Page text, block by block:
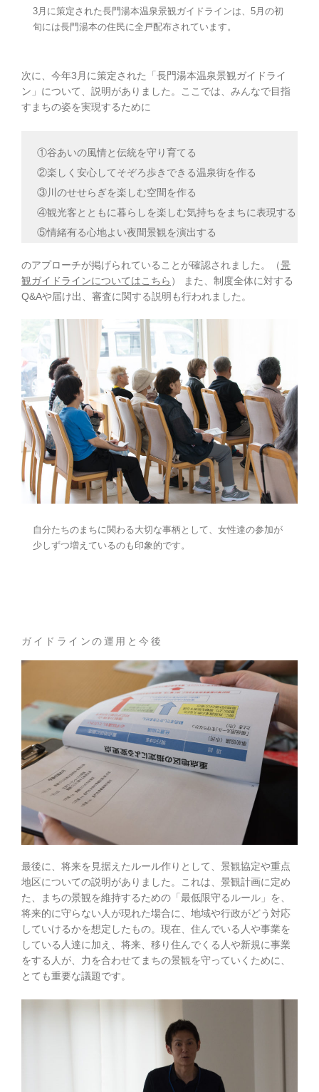
3月に策定された長門湯本温泉景観ガイドラインは、5月の初
旬には長門湯本の住民に全戸配布されています。
次に、今年3月に策定された「長門湯本温泉景観ガイドライ
ン」について、説明がありました。ここでは、みんなで目指
すまちの姿を実現するために
①谷あいの風情と伝統を守り育てる
②楽しく安心してそぞろ歩きできる温泉街を作る
③川のせせらぎを楽しむ空間を作る
④観光客とともに暮らしを楽しむ気持ちをまちに表現する
⑤情緒有る心地よい夜間景観を演出する
のアプローチが掲げられていることが確認されました。（景
観ガイドラインについてはこちら ） また、制度全体に対する
Q&Aや届け出、審査に関する説明も行われました。
自分たちのまちに関わる大切な事柄として、 女性達の参加が
少しずつ増えているのも印象的です。
ガイドラインの運用と今後
最後に、将来を見据えたルール作りとして、景観協定や重点
地区についての説明がありました。これは、景観計画に定め
た、まちの景観を維持するための「最低限守るルール」を、
将来的に守らない人が現れた場合に、地域や行政がどう対応
していけるかを想定したもの。現在、住んでいる人や事業を
している人達に加え、将来、移り住んでくる人や新規に事業
をする人が、力を合わせてまちの景観を守っていくために、
とても重要な議題です。